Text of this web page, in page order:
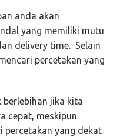
anda akan
yang memiliki mutu
delivery time. Selain
percetakan yang
berlebihan jika kita
cepat, meskipun
percetakan yang dekat